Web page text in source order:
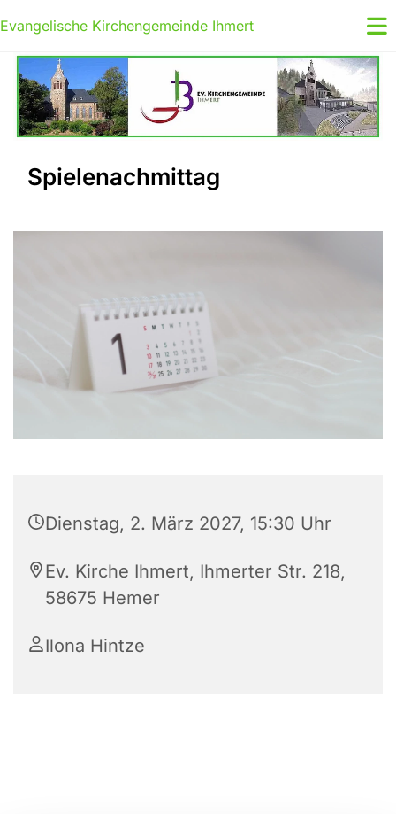
Evangelische Kirchengemeinde Ihmert
Spielenachmittag
Dienstag, 2. März 2027, 15:30 Uhr
Ev. Kirche Ihmert, Ihmerter Str. 218,
58675 Hemer
Ilona Hintze